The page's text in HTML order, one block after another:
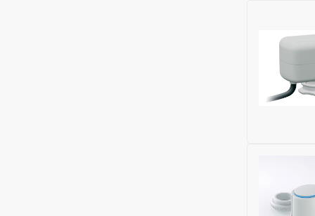
Область
Материал: